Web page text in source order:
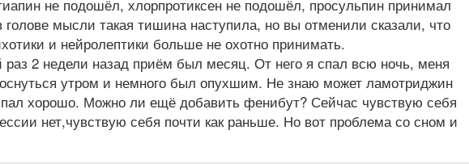
не подошёл, хлорпротиксен не подошёл, просульпин принимал
голове мысли такая тишина наступила, но вы отменили сказали, что
и нейролептики больше не охотно принимать.
2 недели назад приём был месяц. От него я спал всю ночь, меня
утром и немного был опухшим. Не знаю может ламотриджин
хорошо. Можно ли ещё добавить фенибут? Сейчас чувствую себя
нет,чувствую себя почти как раньше. Но вот проблема со сном и